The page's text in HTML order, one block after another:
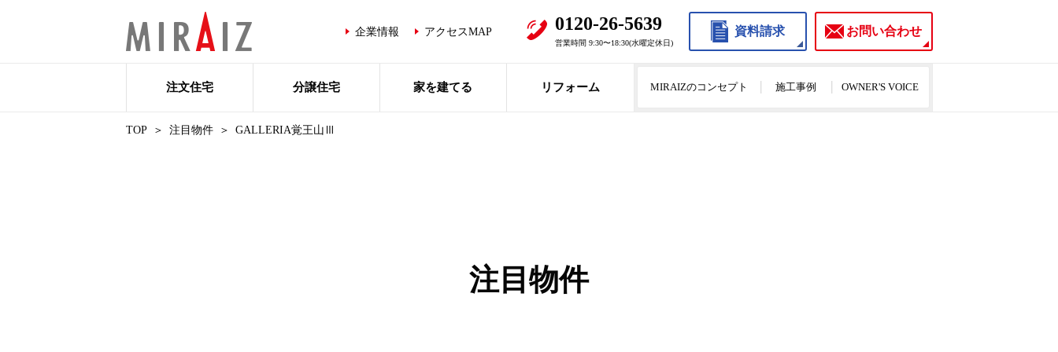
企業情報 アクセスMAP 0120-26-5639
営業時間 9:30〜18:30(水曜定休日)
資料請求 お問い合わせ
注文住宅 分譲住宅 家を建てる リフォーム MIRAIZのコンセプト 施工事例 OWNER'S VOICE
TOP 注目物件 GALLERIA覚王山Ⅲ
注目物件